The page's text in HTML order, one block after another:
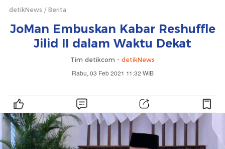
detikNews Berita
JoMan Embuskan Kabar Reshuffle
Jilid II dalam Waktu Dekat
Tim detikcom - detikNews
Rabu, 03 Feb 2021 11:32 WIB